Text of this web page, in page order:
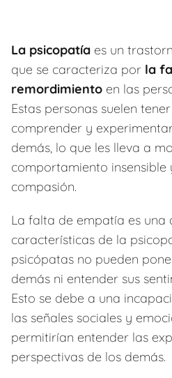
La psicopatía es un
que se caracteriza por la
remordimiento en las
Estas personas suelen
comprender y
demás, lo que les lleva a
comportamiento insensible
compasión.
La falta de empatía es una
características de la
psicópatas no pueden
demás ni entender sus
Esto se debe a una
las señales sociales y
permitirían entender las
perspectivas de los demás.